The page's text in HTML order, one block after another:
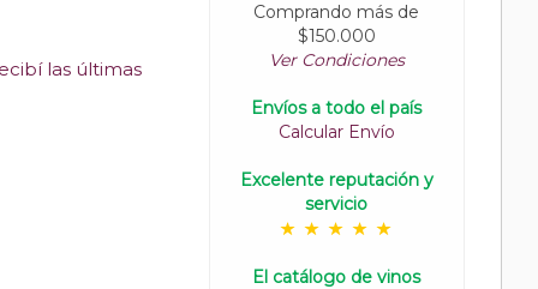
las últimas
Comprando más de
$150.000
Ver Condiciones
Envíos a todo el país
Calcular Envío
Excelente reputación y
servicio
El catálogo de vinos